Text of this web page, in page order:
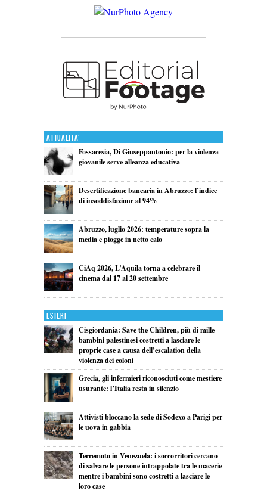
Attualita'
Fossacesia, Di Giuseppantonio: per la violenza
giovanile serve alleanza educativa
Desertificazione bancaria in Abruzzo: l’indice
di insoddisfazione al 94%
Abruzzo, luglio 2026: temperature sopra la
media e piogge in netto calo
CiAq 2026, L’Aquila torna a celebrare il
cinema dal 17 al 20 settembre
Esteri
Cisgiordania: Save the Children, più di mille
bambini palestinesi costretti a lasciare le
proprie case a causa dell’escalation della
violenza dei coloni
Grecia, gli infermieri riconosciuti come mestiere
usurante: l’Italia resta in silenzio
Attivisti bloccano la sede di Sodexo a Parigi per
le uova in gabbia
Terremoto in Venezuela: i soccorritori cercano
di salvare le persone intrappolate tra le macerie
mentre i bambini sono costretti a lasciare le
loro case